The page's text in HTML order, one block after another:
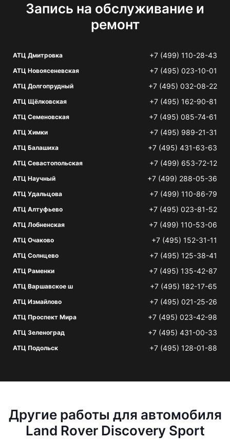
Запись на обслуживание и
ремонт
АТЦ Дмитровка +7 (499) 110-28-43
АТЦ Новоясеневская +7 (495) 023-10-01
АТЦ Долгопрудный +7 (495) 032-08-22
АТЦ Щёлковская +7 (495) 162-90-81
АТЦ Семеновская +7 (495) 085-74-61
АТЦ Химки +7 (495) 989-21-31
АТЦ Балашиха +7 (495) 431-63-63
АТЦ Севастопольская +7 (499) 653-72-12
АТЦ Научный +7 (499) 288-05-36
АТЦ Удальцова +7 (499) 110-86-79
АТЦ Алтуфьево +7 (495) 023-81-52
АТЦ Лобненская +7 (499) 110-53-06
АТЦ Очаково +7 (495) 152-31-11
АТЦ Солнцево +7 (495) 125-38-41
АТЦ Раменки +7 (495) 135-42-87
АТЦ Варшавское ш +7 (495) 182-17-65
АТЦ Измайлово +7 (495) 021-25-26
АТЦ Проспект Мира +7 (495) 023-42-98
АТЦ Зеленоград +7 (495) 431-00-33
АТЦ Подольск +7 (495) 128-01-88
Другие работы для автомобиля
Land Rover Discovery Sport